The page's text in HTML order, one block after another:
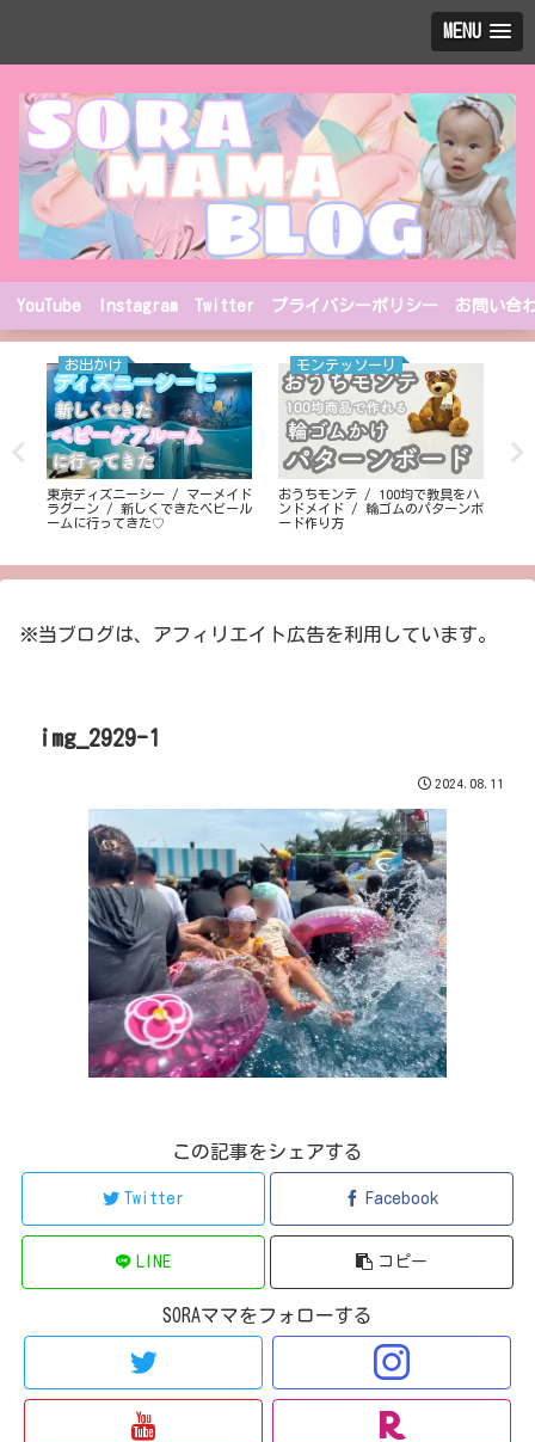
MENU
YouTube Instagram Twitter プライバシーポリシー お問い合
お出かけ
東京ディズニーシー / マーメイド
ラグーン / 新しくできたベビール
ームに行ってきた♡
モンテッソーリ
おうちモンテ / 100均で教具をハ
ンドメイド / 輪ゴムのパターンボ
ード作り方
※当ブログは、アフィリエイト広告を利用しています。
img_2929-1
2024.08.11
この記事をシェアする
Twitter Facebook
LINE コピー
SORAママをフォローする